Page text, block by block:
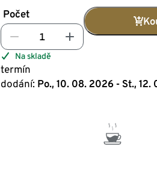
Počet
Na skladě
termín
dodání: Po., 10. 08. 2026 - St., 12.